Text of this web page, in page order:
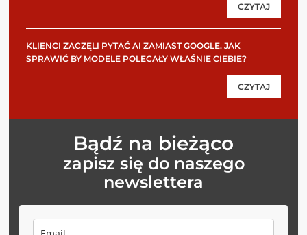
CZYTAJ
KLIENCI ZACZĘLI PYTAĆ AI ZAMIAST GOOGLE. JAK
SPRAWIĆ BY MODELE POLECAŁY WŁAŚNIE CIEBIE?
CZYTAJ
Bądź na bieżąco
zapisz się do naszego
newslettera